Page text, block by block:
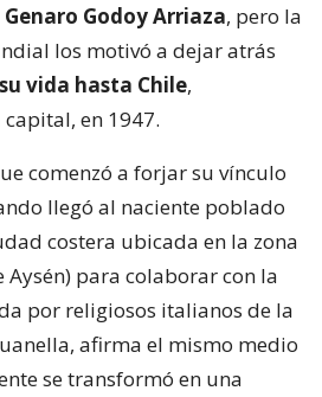
Godoy Arriaza, pero la
los motivó a dejar atrás
vida hasta Chile,
en 1947.
comenzó a forjar su vínculo
llegó al naciente poblado
costera ubicada en la zona
Aysén) para colaborar con la
por religiosos italianos de la
afirma el mismo medio
se transformó en una